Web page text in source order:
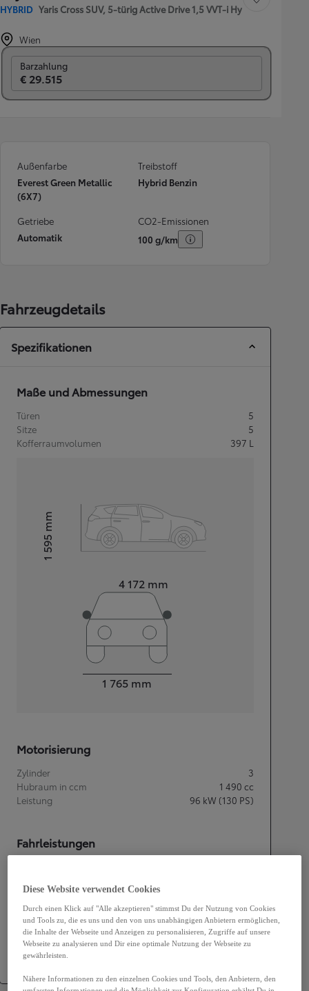
HYBRID Yaris Cross SUV, 5-türig Active Drive 1,5 VVT-i Hy
Fahrzeug speichern
Wien
Barzahlung
€ 29.515
Außenfarbe
Everest Green Metallic
(6X7)
Treibstoff
Hybrid Benzin
Getriebe
Automatik
CO2-Emissionen
100 g/km
Fahrzeugdetails
Spezifikationen
Maße und Abmessungen
Türen
5
Sitze
5
Kofferraumvolumen
397 L
Length
4 172 mm
Height1 595
mm
Width
1 765 mm
Motorisierung
Zylinder
3
Hubraum in ccm
1 490 cc
Leistung
96 kW (130 PS)
Fahrleistungen
Getriebe
Antrieb
Frontantrieb
Getriebe
Diese Website verwendet Cookies
Durch einen Klick auf "Alle akzeptieren" stimmst Du der Nutzung von Cookies
und Tools zu, die es uns und den von uns unabhängigen Anbietern ermöglichen,
die Inhalte der Webseite und Anzeigen zu personalisieren, Zugriffe auf unsere
Webseite zu analysieren und Dir eine optimale Nutzung der Webseite zu
gewährleisten.
Nähere Informationen zu den einzelnen Cookies und Tools, den Anbietern, den